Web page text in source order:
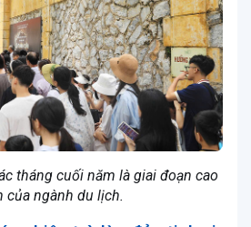
tháng cuối năm là giai đoạn cao
của ngành du lịch.